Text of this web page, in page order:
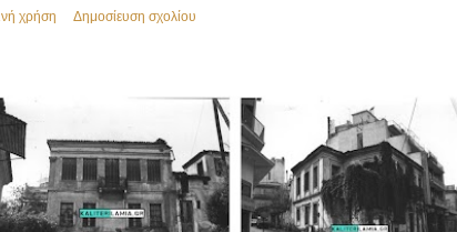
χρήση Δημοσίευση σχολίου